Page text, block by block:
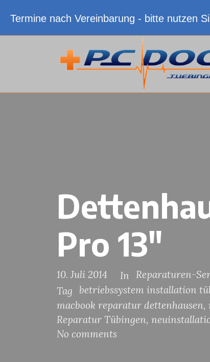
Termine nach Vereinbarung - bitte nutzen
Pro 13″
10. Juli 2014 In
Reparaturen-
Tag
betriebssystem installation
macbook reparatur dettenhausen,
Reparatur Tübingen,
No comments